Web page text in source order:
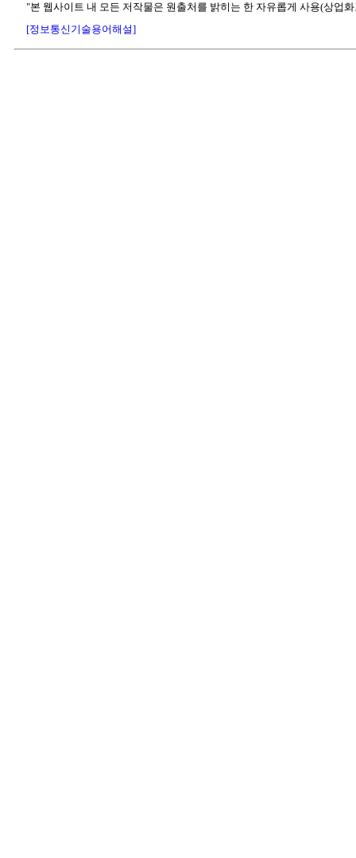
"본 웹사이트 내 모든 저작물은 원출처를 밝히는 한 자유롭게 사용(상업
[정보통신기술용어해설]